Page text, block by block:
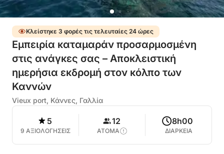
Κλείστηκε 3 φορές τις τελευταίες 24 ώρες
Εμπειρία καταμαράν προσαρμοσμένη
στις ανάγκες σας – Αποκλειστική
ημερήσια εκδρομή στον κόλπο των
Καννών
Vieux port, Κάννες, Γαλλία
5
9 ΑΞΙΟΛΟΓΗΣΕΙΣ
12
ΑΤΟΜΑ
8h00
ΔΙΑΡΚΕΙΑ